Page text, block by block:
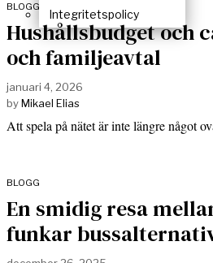
Integritetspolicy
BLOGG
Hushållsbudget och
och familjeavtal
januari 4, 2026
byMikael Elias
Att spela på nätet är inte längre något
BLOGG
En smidig resa
funkar